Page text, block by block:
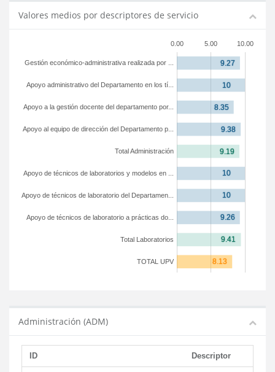
Valores medios por descriptores de servicio
0.00 5.00 10.00
TOTAL UPV
Total Laboratorios
Apoyo de técnicos de laboratorio a prácticas do...
Apoyo de técnicos de laboratorio del Departamen...
Apoyo de técnicos de laboratorios y modelos en ...
Total Administración
Apoyo al equipo de dirección del Departamento p...
Apoyo a la gestión docente del departamento por...
Apoyo administrativo del Departamento en los tí...
Gestión económico-administrativa realizada por ...
Administración (ADM)
ID Descriptor